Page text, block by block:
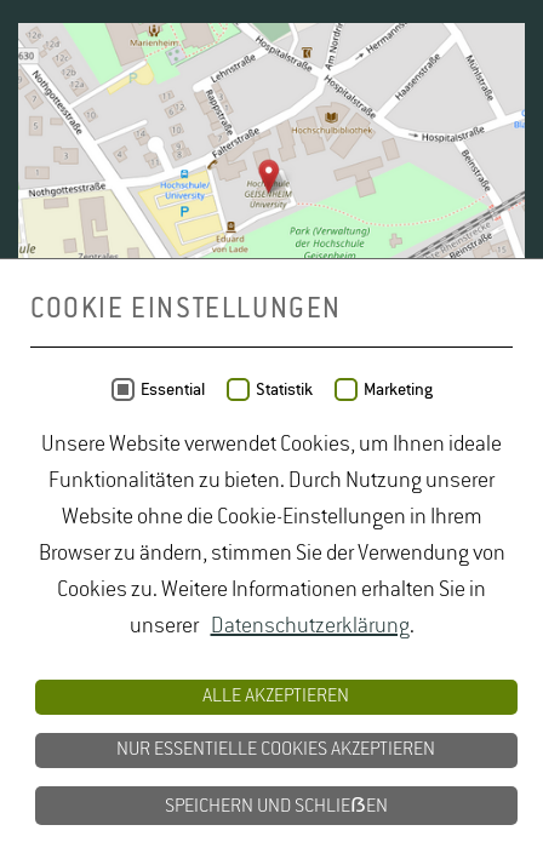
OpenStreetMap- Veröffentlicht unterODbL
duales Studium Gartenbau| Gartenbau Studium|
Lebensmittelrecht Studium|Lebensmittelsicherheit
Studium| Naturschutz Studium|Oenologie
Studium| Studiengang Logistik|Studiengänge
Lebensmittel |Studiengänge Natur| Studiengänge
Studium Landschaftsarchitektur
Studium Lebensmittel|Studium
Lebensmittelsicherheit|Studium Logistik|Studium
Studium Naturschutz|Studium
COOKIE EINSTELLUNGEN
Essential Statistik Marketing
Unsere Website verwendet Cookies, um Ihnen ideale
Funktionalitäten zu bieten. Durch Nutzung unserer
Website ohne die Cookie-Einstellungen in Ihrem
Browser zu ändern, stimmen Sie der Verwendung von
Cookies zu. Weitere Informationen erhalten Sie in
unserer Datenschutzerklärung.
ALLE AKZEPTIEREN
NUR ESSENTIELLE COOKIES AKZEPTIEREN
SPEICHERN UND SCHLIEẞEN